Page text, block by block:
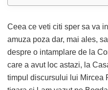
Ceea ce veti citi sper sa va
amuza poza dar, mai ales,
despre o intamplare de la
care a avut loc astazi, la
timpul discursului lui Mircea